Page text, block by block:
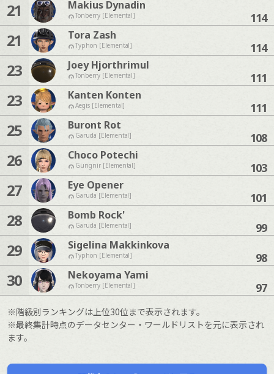
21 Makius Dynadin
Tonberry [Elemental] 114
21 Tora Zash
Typhon [Elemental] 114
23 Joey Hjorthrimul
Tonberry [Elemental] 111
23 Kanten Konten
Aegis [Elemental] 111
25 Buront Rot
Garuda [Elemental] 108
26 Choco Potechi
Gungnir [Elemental] 103
27 Eye Opener
Garuda [Elemental] 101
28 Bomb Rock'
Garuda [Elemental] 99
29 Sigelina Makkinkova
Typhon [Elemental] 98
30 Nekoyama Yami
Tonberry [Elemental] 97
※階級別ランキングは上位30位まで表示されます。
※最終集計時点のデータセンター・ワールドリストを元に表示され
ます。